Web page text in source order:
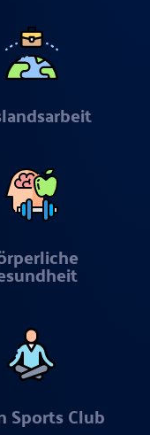
Sports Club